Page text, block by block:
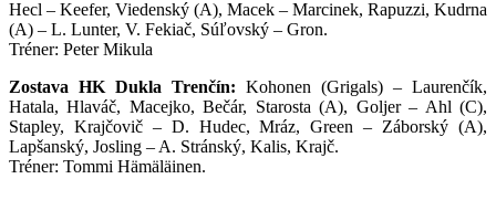
Hecl – Keefer, Viedenský (A), Macek – Marcinek, Rapuzzi, Kudrna
(A) – L. Lunter, V. Fekiač, Súľovský – Gron.
Tréner: Peter Mikula
Zostava HK Dukla Trenčín: Kohonen (Grigals) – Laurenčík,
Hatala, Hlaváč, Macejko, Bečár, Starosta (A), Goljer – Ahl (C),
Stapley, Krajčovič – D. Hudec, Mráz, Green – Záborský (A),
Lapšanský, Josling – A. Stránský, Kalis, Krajč.
Tréner: Tommi Hämäläinen.